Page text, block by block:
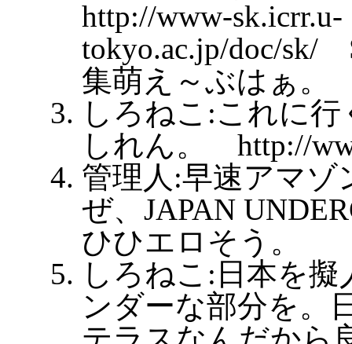
http://www-sk.icrr.u-
tokyo.ac.jp/doc/sk/
集萌え～ぶはぁ。
しろねこ:これに
しれん。 http://
管理人:早速アマゾ
ぜ、JAPAN
ひひエロそう。
しろねこ:日本を
ンダーな部分を。